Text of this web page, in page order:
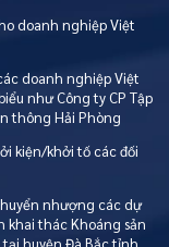
doanh nghiệp Việt
doanh nghiệp Việt
như Công ty CP Tập
thông Hải Phòng
kiện/khởi tố các đối
nhượng các dự
khai thác Khoáng sản
Chatvới luật sư